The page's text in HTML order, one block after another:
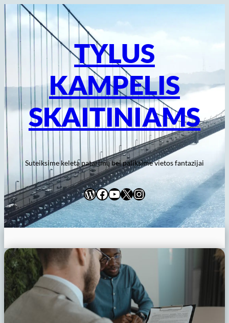
Eiti
turinio
TYLUS
KAMPELIS
SKAITINIAMS
Suteiksime keletą patarimų bei paliksime vietos fantazijai
WordPress
Facebook
YouTube
X Instagram